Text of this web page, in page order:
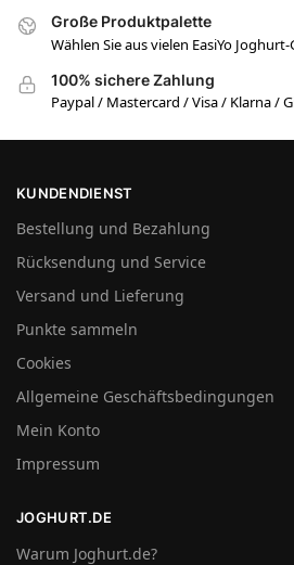
Große Produktpalette
Wählen Sie aus vielen EasiYo
100% sichere Zahlung
Paypal / Mastercard / Visa / Klarna /
KUNDENDIENST
Bestellung und Bezahlung
Rücksendung und Service
Versand und Lieferung
Punkte sammeln
Cookies
Allgemeine Geschäftsbedingungen
Mein Konto
Impressum
JOGHURT.DE
Warum Joghurt.de?